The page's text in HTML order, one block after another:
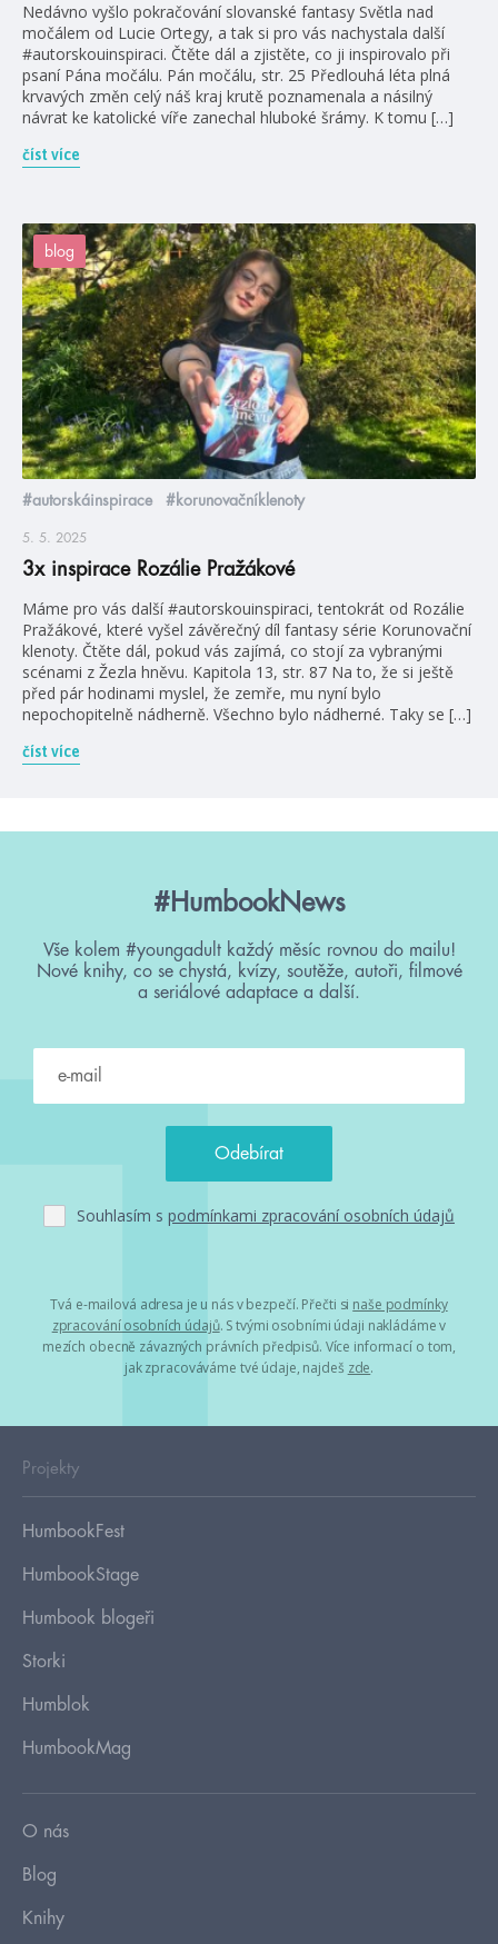
Nedávno vyšlo pokračování slovanské fantasy Světla nad
močálem od Lucie Ortegy, a tak si pro vás nachystala další
#autorskouinspiraci. Čtěte dál a zjistěte, co ji inspirovalo při
psaní Pána močálu. Pán močálu, str. 25 Předlouhá léta plná
krvavých změn celý náš kraj krutě poznamenala a násilný
návrat ke katolické víře zanechal hluboké šrámy. K tomu […]
číst více
blog
#autorskáinspirace #korunovačníklenoty
5. 5. 2025
3x inspirace Rozálie Pražákové
Máme pro vás další #autorskouinspiraci, tentokrát od Rozálie
Pražákové, které vyšel závěrečný díl fantasy série Korunovační
klenoty. Čtěte dál, pokud vás zajímá, co stojí za vybranými
scénami z Žezla hněvu. Kapitola 13, str. 87 Na to, že si ještě
před pár hodinami myslel, že zemře, mu nyní bylo
nepochopitelně nádherně. Všechno bylo nádherné. Taky se […]
číst více
#HumbookNews
Vše kolem #youngadult každý měsíc rovnou do mailu!
Nové knihy, co se chystá, kvízy, soutěže, autoři, filmové
a seriálové adaptace a další.
Souhlasím s podmínkami zpracování osobních údajů
Tvá e-mailová adresa je u nás v bezpečí. Přečti si naše podmínky
zpracování osobních údajů. S tvými osobními údaji nakládáme v
mezích obecně závazných právních předpisů. Více informací o tom,
jak zpracováváme tvé údaje, najdeš zde.
Projekty
HumbookFest
HumbookStage
Humbook blogeři
Storki
Humblok
HumbookMag
O nás
Blog
Knihy